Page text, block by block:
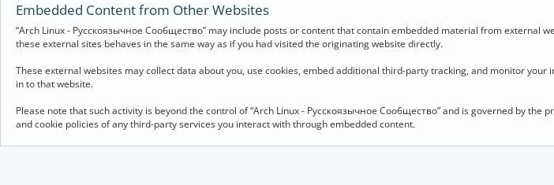
Embedded Content from Other Websites
“Arch Linux - Русскоязычное Сообщество” may include posts or content that contain embedded material from
these external sites behaves in the same way as if you had visited the originating website directly.
These external websites may collect data about you, use cookies, embed additional third-party tracking, and monitor
in to that website.
Please note that such activity is beyond the control of “Arch Linux - Русскоязычное Сообщество” and is governed by
and cookie policies of any third-party services you interact with through embedded content.